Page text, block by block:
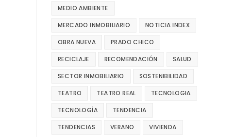
MEDIO AMBIENTE
MERCADO INMOBILIARIO NOTICIA INDEX
OBRA NUEVA PRADO CHICO
RECICLAJE RECOMENDACIÓN SALUD
SECTOR INMOBILIARIO SOSTENIBILIDAD
TEATRO TEATRO REAL TECNOLOGIA
TECNOLOGÍA TENDENCIA
TENDENCIAS VERANO VIVIENDA